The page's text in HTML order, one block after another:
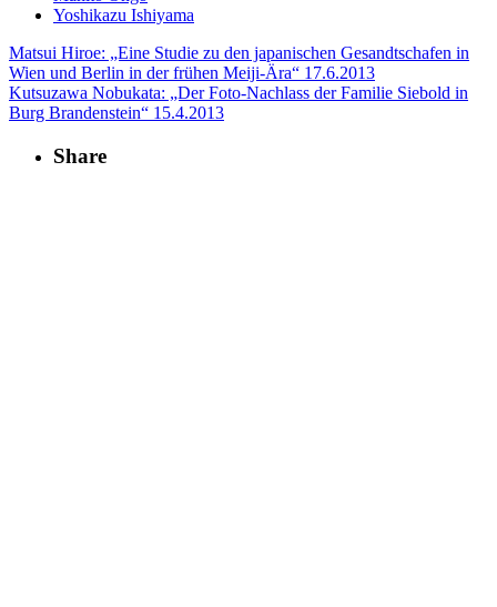
Yoshikazu Ishiyama
Matsui Hiroe: „Eine Studie zu den japanischen Gesandtschafen in
Wien und Berlin in der frühen Meiji-Ära“ 17.6.2013
Kutsuzawa Nobukata: „Der Foto-Nachlass der Familie Siebold in
Burg Brandenstein“ 15.4.2013
Share